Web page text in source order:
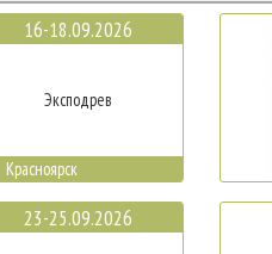
16-18.09.2026
Эксподрев
Красноярск
23-25.09.2026